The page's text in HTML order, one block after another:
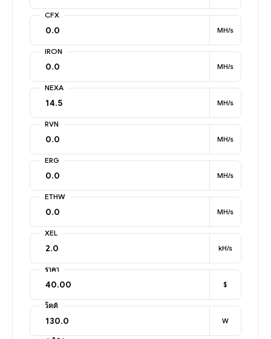
CFX
MH/s
IRON
MH/s
NEXA
MH/s
RVN
MH/s
ERG
MH/s
ETHW
MH/s
XEL
kH/s
ราคา
$
วัตต์
W